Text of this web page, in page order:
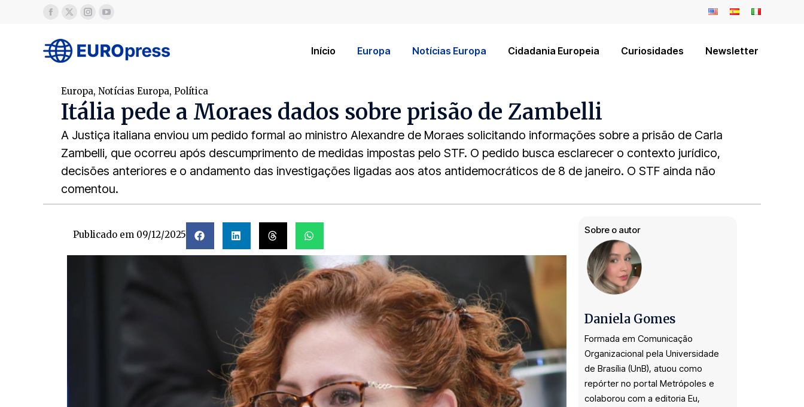
Início Europa Notícias Europa Cidadania Europeia Curiosidades Newsletter
Europa, Notícias Europa, Política
Itália pede a Moraes dados sobre prisão de Zambelli
A Justiça italiana enviou um pedido formal ao ministro Alexandre de Moraes solicitando informações sobre a prisão de Carla
Zambelli, que ocorreu após descumprimento de medidas impostas pelo STF. O pedido busca esclarecer o contexto jurídico,
decisões anteriores e o andamento das investigações ligadas aos atos antidemocráticos de 8 de janeiro. O STF ainda não
comentou.
Publicado em 09/12/2025 Sobre o autor
Daniela Gomes
Formada em Comunicação
Organizacional pela Universidade
de Brasília (UnB), atuou como
repórter no portal Metrópoles e
colaborou com a editoria Eu,